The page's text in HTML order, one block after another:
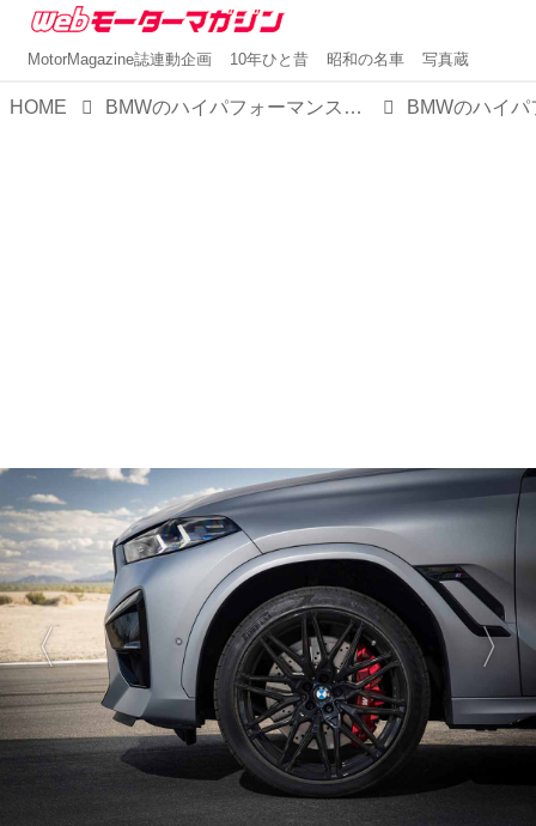
MotorMagazine誌連動企画 10年ひと昔 昭和の名車 写真蔵
HOME BMWのハイパフォーマンスSUV「X5＆X6 Mコンペティション」にV8 4.4Lターボ+48Vマイルドハイブリッド モデルが登場